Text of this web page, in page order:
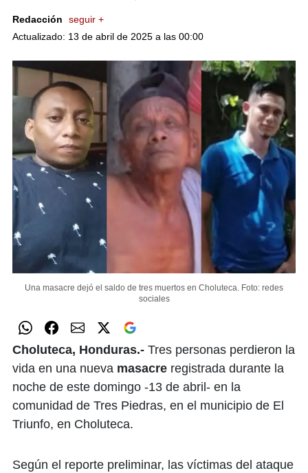
Redacción
seguir +
Actualizado: 13 de abril de 2025 a las 00:00
Una masacre dejó el saldo de tres muertos en Choluteca. Foto: redes
sociales
Choluteca, Honduras.- Tres personas perdieron la
vida en una nueva masacre registrada durante la
noche de este domingo -13 de abril- en la
comunidad de Tres Piedras, en el municipio de El
Triunfo, en Choluteca.
Según el reporte preliminar, las víctimas del ataque